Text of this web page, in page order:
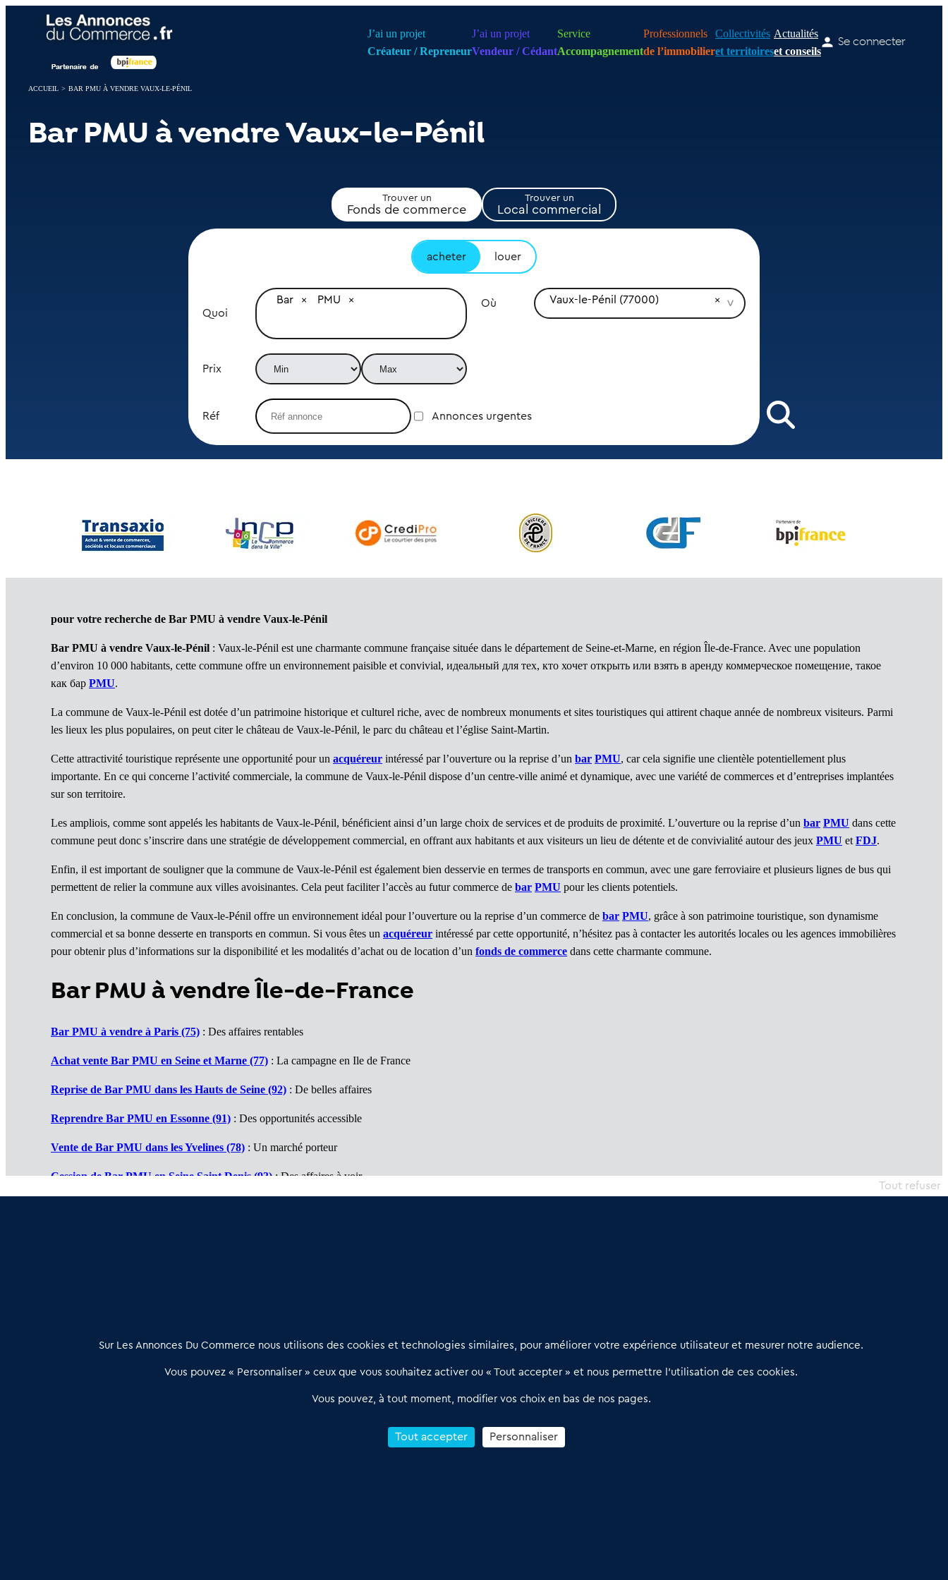
J’ai un projet
Créateur / Repreneur
J’ai un projet
Vendeur / Cédant
Service
Accompagnement
Professionnels
de l’immobilier
Collectivités
et territoires
Actualités
et conseils
Se connecter
ACCUEIL > BAR PMU À VENDRE VAUX-LE-PÉNIL
Bar PMU à vendre Vaux-le-Pénil
Trouver un
Fonds de commerce
Trouver un
Local commercial
acheter louer
Quoi
Bar PMU Où Vaux-le-Pénil (77000)
Prix
Réf Annonces urgentes
pour votre recherche de Bar PMU à vendre Vaux-le-Pénil
Bar PMU à vendre Vaux-le-Pénil : Vaux-le-Pénil est une charmante commune française située dans le département de Seine-et-Marne, en région Île-de-France. Avec une population
d’environ 10 000 habitants, cette commune offre un environnement paisible et convivial, идеальный для тех, кто хочет открыть или взять в аренду коммерческое помещение, такое
как бар PMU.
La commune de Vaux-le-Pénil est dotée d’un patrimoine historique et culturel riche, avec de nombreux monuments et sites touristiques qui attirent chaque année de nombreux visiteurs. Parmi
les lieux les plus populaires, on peut citer le château de Vaux-le-Pénil, le parc du château et l’église Saint-Martin.
Cette attractivité touristique représente une opportunité pour un acquéreur intéressé par l’ouverture ou la reprise d’un bar PMU, car cela signifie une clientèle potentiellement plus
importante. En ce qui concerne l’activité commerciale, la commune de Vaux-le-Pénil dispose d’un centre-ville animé et dynamique, avec une variété de commerces et d’entreprises implantées
sur son territoire.
Les ampliois, comme sont appelés les habitants de Vaux-le-Pénil, bénéficient ainsi d’un large choix de services et de produits de proximité. L’ouverture ou la reprise d’un bar PMU dans cette
commune peut donc s’inscrire dans une stratégie de développement commercial, en offrant aux habitants et aux visiteurs un lieu de détente et de convivialité autour des jeux PMU et FDJ.
Enfin, il est important de souligner que la commune de Vaux-le-Pénil est également bien desservie en termes de transports en commun, avec une gare ferroviaire et plusieurs lignes de bus qui
permettent de relier la commune aux villes avoisinantes. Cela peut faciliter l’accès au futur commerce de bar PMU pour les clients potentiels.
En conclusion, la commune de Vaux-le-Pénil offre un environnement idéal pour l’ouverture ou la reprise d’un commerce de bar PMU, grâce à son patrimoine touristique, son dynamisme
commercial et sa bonne desserte en transports en commun. Si vous êtes un acquéreur intéressé par cette opportunité, n’hésitez pas à contacter les autorités locales ou les agences immobilières
pour obtenir plus d’informations sur la disponibilité et les modalités d’achat ou de location d’un fonds de commerce dans cette charmante commune.
Bar PMU à vendre Île-de-France
Bar PMU à vendre à Paris (75) : Des affaires rentables
Achat vente Bar PMU en Seine et Marne (77) : La campagne en Ile de France
Reprise de Bar PMU dans les Hauts de Seine (92) : De belles affaires
Reprendre Bar PMU en Essonne (91) : Des opportunités accessible
Vente de Bar PMU dans les Yvelines (78) : Un marché porteur
Cession de Bar PMU en Seine Saint Denis (93): Des affaires à voir
relation qualifiée conçu pour les acteurs de l’immobilier commercial
02 54 56 03 17
Contactez-nous
Notre solution
Offres Pro
Qui sommes nous ?
Petitscommerces : Un partenariat au service du commerce de
Panneau de gestion des cookies
Sur Les Annonces Du Commerce nous utilisons des cookies et technologies similaires, pour améliorer votre expérience utilisateur et mesurer notre audience.
Vous pouvez « Personnaliser » ceux que vous souhaitez activer ou « Tout accepter » et nous permettre l’utilisation de ces cookies.
Vous pouvez, à tout moment, modifier vos choix en bas de nos pages.
Tout accepter
Tout refuser
Personnaliser